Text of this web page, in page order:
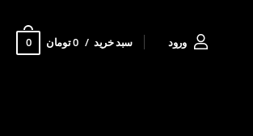
ورود سبد خرید 0 تومان 0